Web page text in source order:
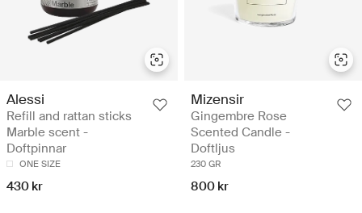
Alessi
Refill and rattan sticks
Marble scent -
Doftpinnar
ONE SIZE
430 kr
Mizensir
Gingembre Rose
Scented Candle -
Doftljus
230 GR
800 kr